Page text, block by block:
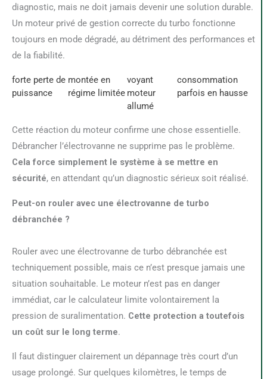
diagnostic, mais ne doit jamais devenir une solution durable.
Un moteur privé de gestion correcte du turbo fonctionne
toujours en mode dégradé, au détriment des performances et
de la fiabilité.
forte perte de
puissance
montée en
régime limitée
voyant
moteur
allumé
consommation
parfois en hausse
Cette réaction du moteur confirme une chose essentielle.
Débrancher l’électrovanne ne supprime pas le problème.
Cela force simplement le système à se mettre en
sécurité, en attendant qu’un diagnostic sérieux soit réalisé.
Peut-on rouler avec une électrovanne de turbo
débranchée ?
Rouler avec une électrovanne de turbo débranchée est
techniquement possible, mais ce n’est presque jamais une
situation souhaitable. Le moteur n’est pas en danger
immédiat, car le calculateur limite volontairement la
pression de suralimentation. Cette protection a toutefois
un coût sur le long terme.
Il faut distinguer clairement un dépannage très court d’un
usage prolongé. Sur quelques kilomètres, le temps de